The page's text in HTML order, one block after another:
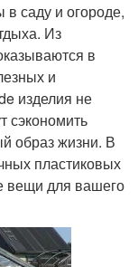
в саду и огороде,
Из
в
и
изделия не
сэкономить
образ жизни. В
пластиковых
вещи для вашего